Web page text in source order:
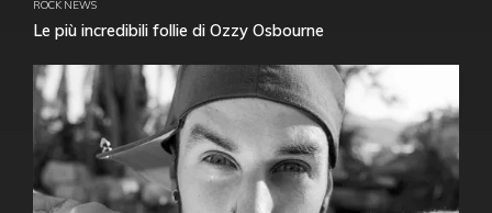
ROCK NEWS
Le più incredibili follie di Ozzy Osbourne